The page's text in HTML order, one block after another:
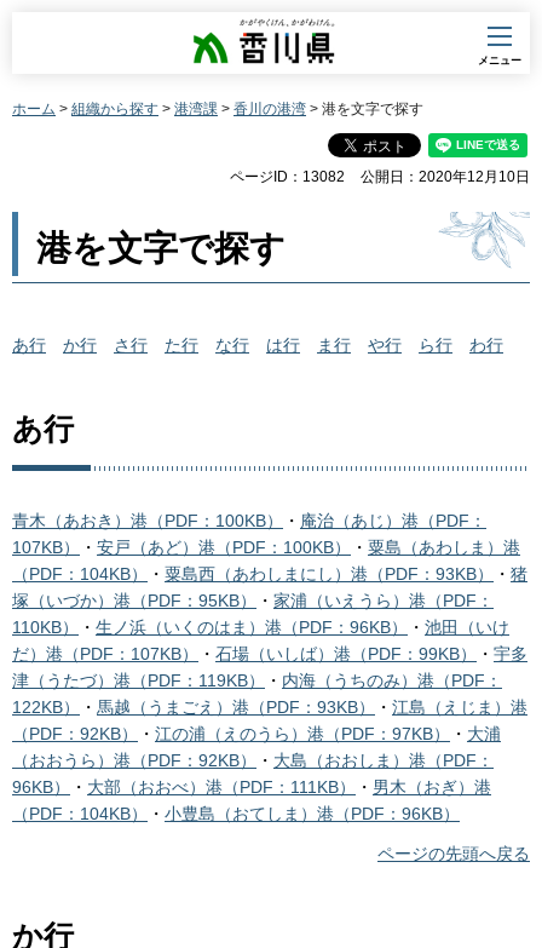
香川県
メニュー
ホーム > 組織から探す > 港湾課 > 香川の港湾 > 港を文字で探す
ページID：13082 公開日：2020年12月10日
港を文字で探す
あ行 か行 さ行 た行 な行 は行 ま行 や行 ら行 わ行
あ行
青木（あおき）港（PDF：100KB） ・ 庵治（あじ）港（PDF：
107KB）
・ 安戸（あど）港（PDF：100KB） ・ 粟島（あわしま）港
（PDF：104KB）
・ 粟島西（あわしまにし）港（PDF：93KB） ・ 猪
塚（いづか）港（PDF：95KB）
・ 家浦（いえうら）港（PDF：
110KB）
・ 生ノ浜（いくのはま）港（PDF：96KB） ・ 池田（いけ
だ）港（PDF：107KB）
・ 石場（いしば）港（PDF：99KB） ・ 宇多
津（うたづ）港（PDF：119KB）
・ 内海（うちのみ）港（PDF：
122KB）
・ 馬越（うまごえ）港（PDF：93KB） ・ 江島（えじま）港
（PDF：92KB）
・ 江の浦（えのうら）港（PDF：97KB） ・ 大浦
（おおうら）港（PDF：92KB）
・ 大島（おおしま）港（PDF：
96KB）
・ 大部（おおべ）港（PDF：111KB） ・ 男木（おぎ）港
（PDF：104KB）
・ 小豊島（おてしま）港（PDF：96KB）
ページの先頭へ戻る
か行